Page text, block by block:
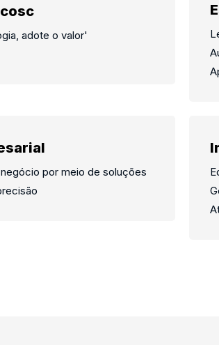
adote o valor'
por meio de soluções